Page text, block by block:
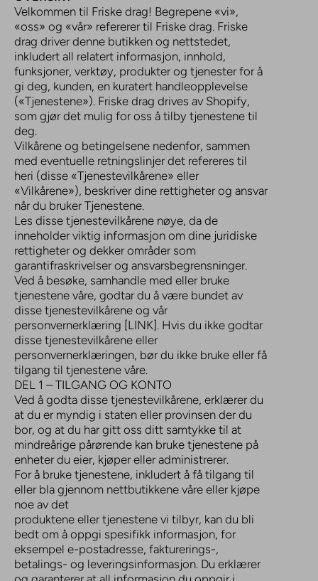
Velkommen til Friske drag! Begrepene «vi»,
«oss» og «vår» refererer til Friske drag. Friske
drag driver denne butikken og nettstedet,
inkludert all relatert informasjon, innhold,
funksjoner, verktøy, produkter og tjenester for å
gi deg, kunden, en kuratert handleopplevelse
(«Tjenestene»). Friske drag drives av Shopify,
som gjør det mulig for oss å tilby tjenestene til
deg.
Vilkårene og betingelsene nedenfor, sammen
med eventuelle retningslinjer det refereres til
heri (disse «Tjenestevilkårene» eller
«Vilkårene»), beskriver dine rettigheter og ansvar
når du bruker Tjenestene.
Les disse tjenestevilkårene nøye, da de
inneholder viktig informasjon om dine juridiske
rettigheter og dekker områder som
garantifraskrivelser og ansvarsbegrensninger.
Ved å besøke, samhandle med eller bruke
tjenestene våre, godtar du å være bundet av
disse tjenestevilkårene og vår
personvernerklæring [LINK]. Hvis du ikke godtar
disse tjenestevilkårene eller
personvernerklæringen, bør du ikke bruke eller få
tilgang til tjenestene våre.
DEL 1 – TILGANG OG KONTO
Ved å godta disse tjenestevilkårene, erklærer du
at du er myndig i staten eller provinsen der du
bor, og at du har gitt oss ditt samtykke til at
mindreårige pårørende kan bruke tjenestene på
enheter du eier, kjøper eller administrerer.
For å bruke tjenestene, inkludert å få tilgang til
eller bla gjennom nettbutikkene våre eller kjøpe
noe av det
produktene eller tjenestene vi tilbyr, kan du bli
bedt om å oppgi spesifikk informasjon, for
eksempel e-postadresse, fakturerings-,
betalings- og leveringsinformasjon. Du erklærer